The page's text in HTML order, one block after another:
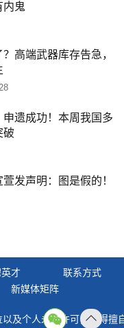
内鬼
高端武器库存告急，
遗成功！本周我国多
破
发声明：图是假的！
才
联系方式
新媒体矩阵
及个人未经许可，不得擅